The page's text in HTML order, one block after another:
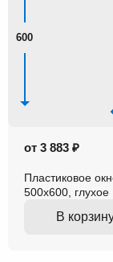
600
от 3 883 ₽
Пластиковое
500x600, глухое
В